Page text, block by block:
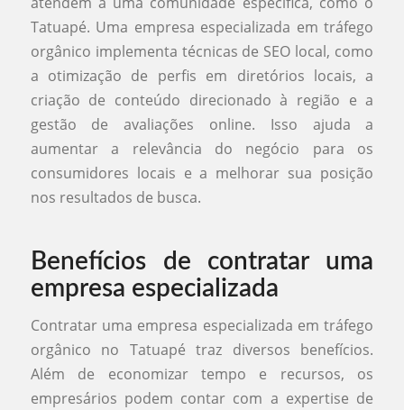
Tatuapé. Uma empresa especializada em tráfego
orgânico implementa técnicas de SEO local, como
a otimização de perfis em diretórios locais, a
criação de conteúdo direcionado à região e a
gestão de avaliações online. Isso ajuda a
aumentar a relevância do negócio para os
consumidores locais e a melhorar sua posição
nos resultados de busca.
Benefícios de contratar uma
empresa especializada
Contratar uma empresa especializada em tráfego
orgânico no Tatuapé traz diversos benefícios.
Além de economizar tempo e recursos, os
empresários podem contar com a expertise de